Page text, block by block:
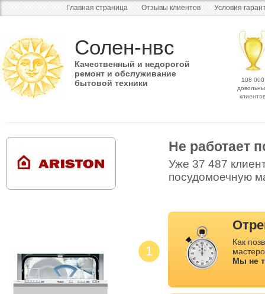
Главная страница Отзывы клиентов Условия
Солен-нвс
Качественный и недорогой
ремонт и обслуживание
бытовой техники
108 000
клиентов
Не работает
Уже 37 487
посудомоечную
1
Как
Мы не